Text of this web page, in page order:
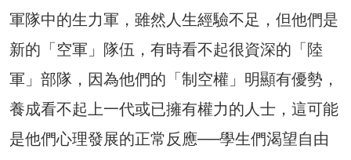
軍隊中的生力軍，雖然人生經驗不足，但他們是
新的「空軍」隊伍，有時看不起很資深的「陸
軍」部隊，因為他們的「制空權」明顯有優勢，
養成看不起上一代或已擁有權力的人士，這可能
是他們心理發展的正常反應──學生們渴望自由